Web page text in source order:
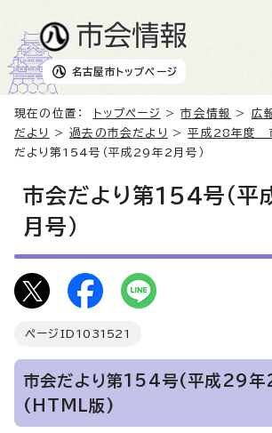
名古屋市 トップページ
現在の位置： トップページ >市会情報 > 広
だより
>過去の市会だより >平成28年度
だより第154号（平成29年2月号）
市会だより第154号（
月号）
ページID 1031521
市会だより第154号(平成29年
(HTML版)